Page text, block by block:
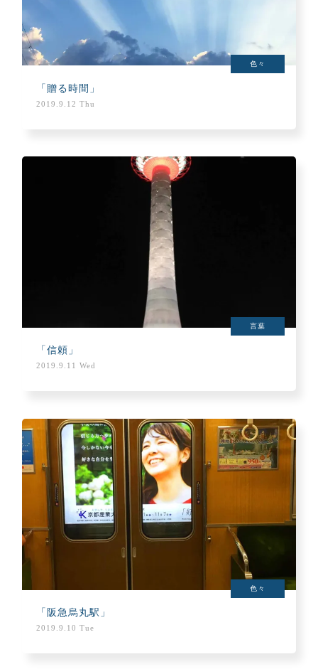
色々
「贈る時間」
2019.9.12 Thu
言葉
「信頼」
2019.9.11 Wed
色々
「阪急烏丸駅」
2019.9.10 Tue